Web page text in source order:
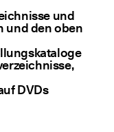
und
und den oben
DVDs